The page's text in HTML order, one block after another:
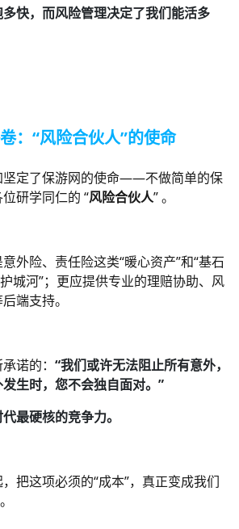
快，而风险管理决定了我们能活多
：“风险合伙人”的使命
坚定了保游网的使命——不做简单的保
研学同仁的 “风险合伙人” 。
外险、责任险这类“暖心资产”和“基石
城河”；更应提供专业的理赔协助、风
端支持。
诺的： “我们或许无法阻止所有意外，
生时，您不会独自面对。”
最硬核的竞争力。
把这项必须的“成本”，真正变成我们